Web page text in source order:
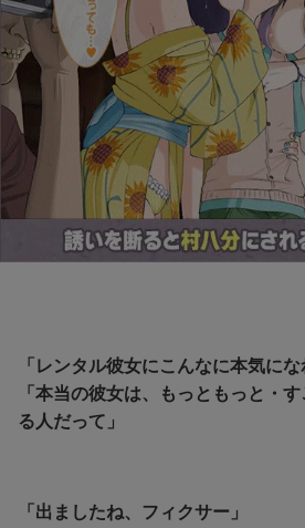
「レンタル彼女にこんなに本気にな
「本当の彼女は、もっともっと・
る人だって」
「出ましたね、フィクサー」